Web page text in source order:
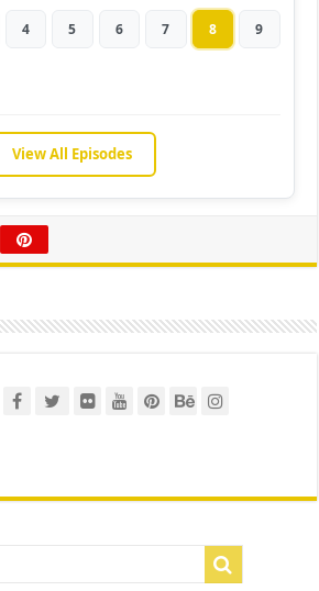
4 5 6 7 8 9
View All Episodes